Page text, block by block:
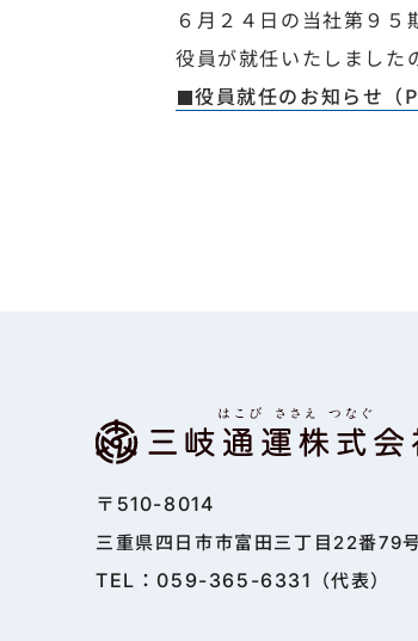
６月２４日の当社第９５
役員が就任いたしました
役員就任のお知らせ（
〒510-8014
三重県四日市市富田三丁目22番79
TEL：059-365-6331 （代表）